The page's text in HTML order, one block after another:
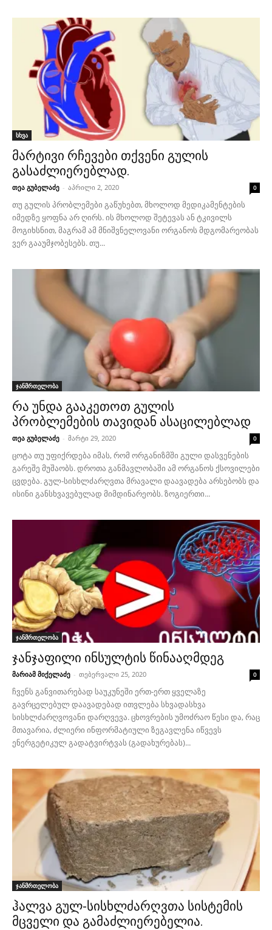
სხვა
მარტივი რჩევები თქვენი გულის
გასაძლიერებლად.
თეა გუბელაძე - აპრილი 2, 2020 0
თუ გულის პრობლემები გაწუხებთ, მხოლოდ მედიკამენტების
იმედზე ყოფნა არ ღირს. ის მხოლოდ შეტევას ან ტკივილს
მოგიხსნით, მაგრამ ამ მნიშვნელოვანი ორგანოს მდგომარეობას
ვერ გააუმჯობესებს. თუ...
ჯანმრთელობა
რა უნდა გააკეთოთ გულის
პრობლემების თავიდან ასაცილებლად
თეა გუბელაძე - მარტი 29, 2020 0
ცოტა თუ უფიქრდება იმას, რომ ორგანიზმში გული დასვენების
გარეშე მუშაობს. დროთა განმავლობაში ამ ორგანოს ქსოვილები
ცვდება. გულ-სისხლძარღვთა მრავალი დაავადება არსებობს და
ისინი განსხვავებულად მიმდინარეობს. ზოგიერთი...
ჯანმრთელობა
ჯანჯაფილი ინსულტის წინააღმდეგ
მარიამ მიქელაძე - თებერვალი 25, 2020 0
ჩვენს განვითარებად საუკუნეში ერთ-ერთ ყველაზე
გავრცელებულ დაავადებად ითვლება სხვადასხვა
სისხლძარღვოვანი დარღვევა. ცხოვრების უმოძრაო წესი და, რაც
მთავარია, ძლიერი ინფორმატიული ზეგავლენა იწვევს
ენერგეტიკულ გადატვირტვას (გადახურებას)...
ჯანმრთელობა
ჰალვა გულ-სისხლძარღვთა სისტემის
მცველი და გამაძლიერებელია.